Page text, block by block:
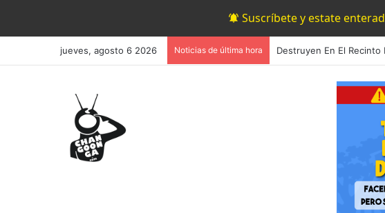
Suscríbete y estate
jueves, agosto 6 2026 Noticias de última hora